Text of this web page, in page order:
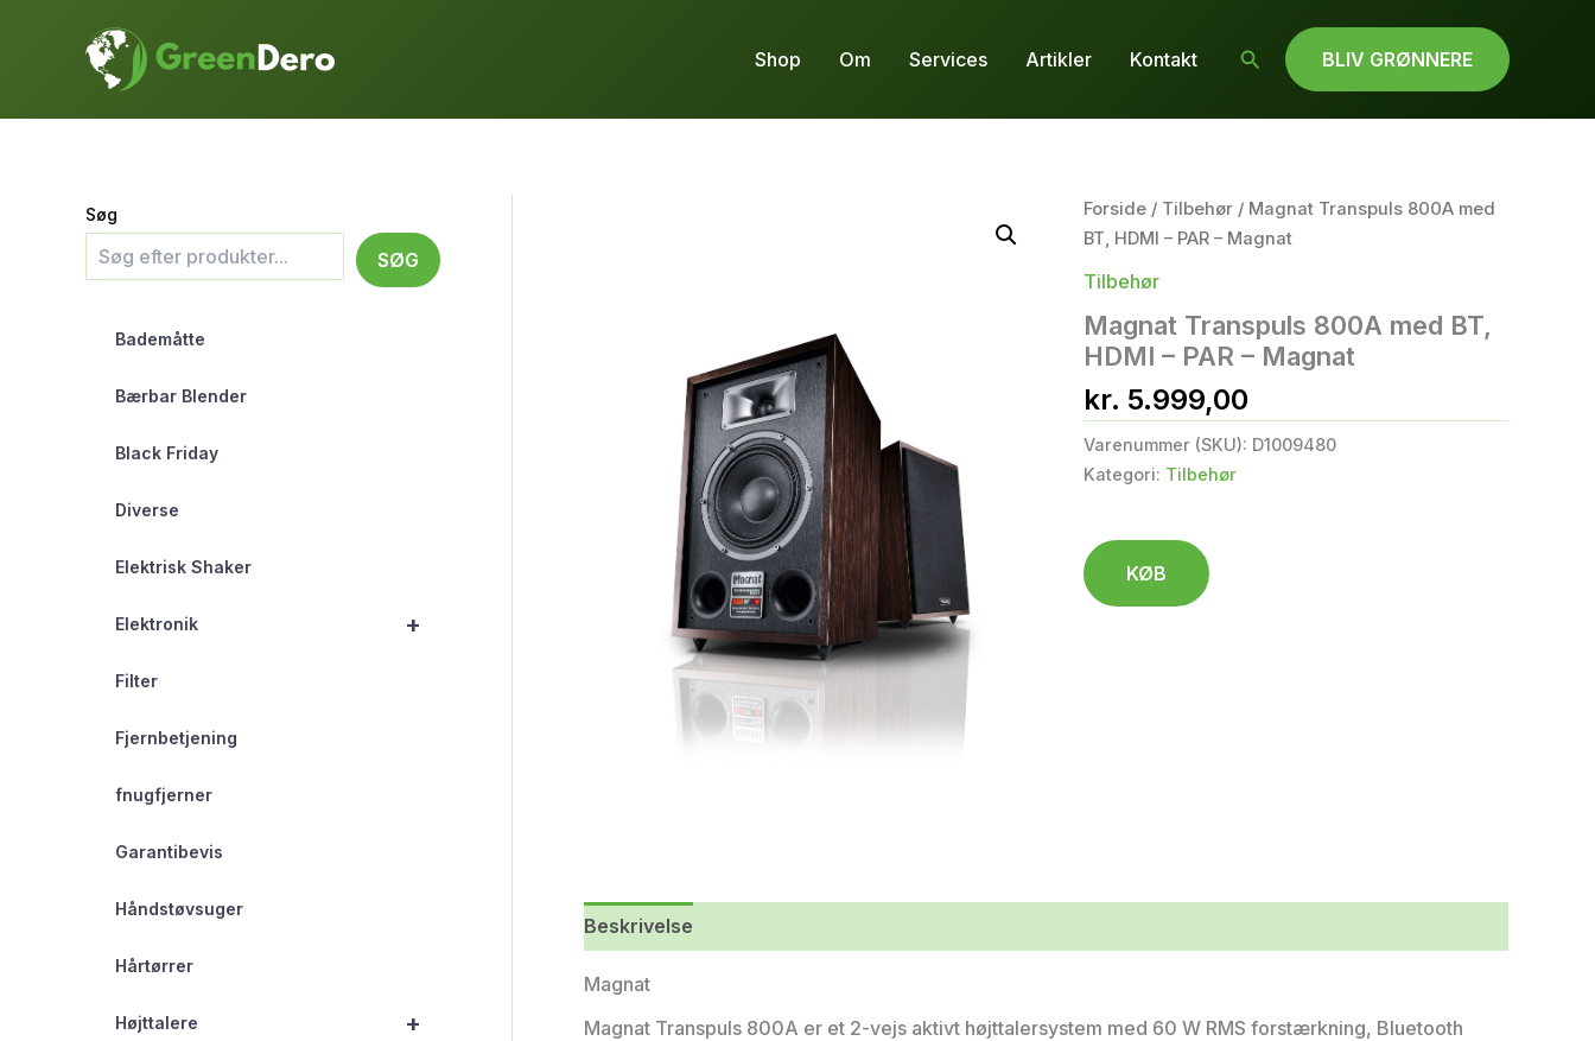
Shop Om Services Artikler Kontakt Søg BLIV GRØNNERE
Søg
SØG
Bademåtte
Bærbar Blender
Black Friday
Diverse
Elektrisk Shaker
+
Elektronik
Filter
Fjernbetjening
fnugfjerner
Garantibevis
Håndstøvsuger
Hårtørrer
+
Højttalere
Forside/ Tilbehør/ Magnat Transpuls 800A med
BT, HDMI – PAR – Magnat
Tilbehør
Magnat Transpuls 800A med BT,
HDMI – PAR – Magnat
kr. 5.999,00
Varenummer (SKU): D1009480
Kategori: Tilbehør
KØB
Beskrivelse
Magnat
Magnat Transpuls 800A er et 2-vejs aktivt højttalersystem med 60 W RMS forstærkning, Bluetooth